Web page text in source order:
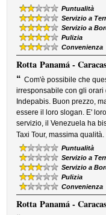
Puntualità
Servizio a
Servizio a
Pulizia
Convenienza
RottaPanamá - Caracas
“ Com'è possibile che
irresponsabile con gli
Indepabis. Buon prezzo,
essere il loro slogan. E'
servizio, il Venezuela ha
Taxi Tour, massima qualità.
Puntualità
Servizio a
Servizio a
Pulizia
Convenienza
RottaPanamá -